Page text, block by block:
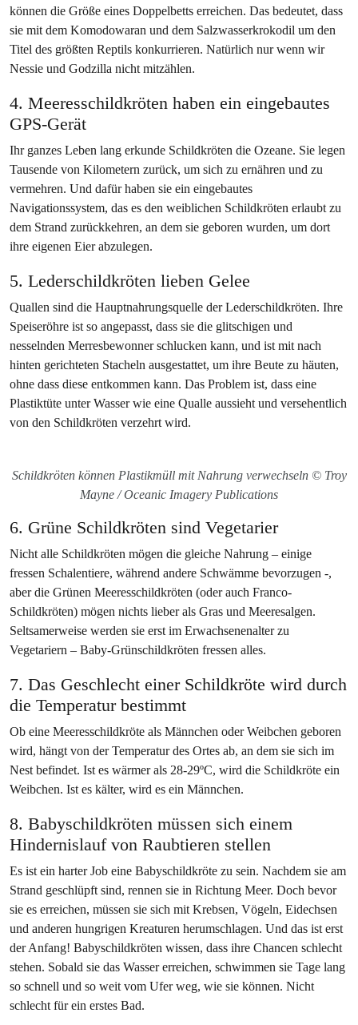
können die Größe eines Doppelbetts erreichen. Das bedeutet, dass
sie mit dem Komodowaran und dem Salzwasserkrokodil um den
Titel des größten Reptils konkurrieren. Natürlich nur wenn wir
Nessie und Godzilla nicht mitzählen.
4. Meeresschildkröten haben ein eingebautes
GPS-Gerät
Ihr ganzes Leben lang erkunde Schildkröten die Ozeane. Sie legen
Tausende von Kilometern zurück, um sich zu ernähren und zu
vermehren. Und dafür haben sie ein eingebautes
Navigationssystem, das es den weiblichen Schildkröten erlaubt zu
dem Strand zurückkehren, an dem sie geboren wurden, um dort
ihre eigenen Eier abzulegen.
5. Lederschildkröten lieben Gelee
Quallen sind die Hauptnahrungsquelle der Lederschildkröten. Ihre
Speiseröhre ist so angepasst, dass sie die glitschigen und
nesselnden Merresbewonner schlucken kann, und ist mit nach
hinten gerichteten Stacheln ausgestattet, um ihre Beute zu häuten,
ohne dass diese entkommen kann. Das Problem ist, dass eine
Plastiktüte unter Wasser wie eine Qualle aussieht und versehentlich
von den Schildkröten verzehrt wird.
Schildkröten können Plastikmüll mit Nahrung verwechseln © Troy
Mayne / Oceanic Imagery Publications
6. Grüne Schildkröten sind Vegetarier
Nicht alle Schildkröten mögen die gleiche Nahrung – einige
fressen Schalentiere, während andere Schwämme bevorzugen -,
aber die Grünen Meeresschildkröten (oder auch Franco-
Schildkröten) mögen nichts lieber als Gras und Meeresalgen.
Seltsamerweise werden sie erst im Erwachsenenalter zu
Vegetariern – Baby-Grünschildkröten fressen alles.
7. Das Geschlecht einer Schildkröte wird durch
die Temperatur bestimmt
Ob eine Meeresschildkröte als Männchen oder Weibchen geboren
wird, hängt von der Temperatur des Ortes ab, an dem sie sich im
Nest befindet. Ist es wärmer als 28-29ºC, wird die Schildkröte ein
Weibchen. Ist es kälter, wird es ein Männchen.
8. Babyschildkröten müssen sich einem
Hindernislauf von Raubtieren stellen
Es ist ein harter Job eine Babyschildkröte zu sein. Nachdem sie am
Strand geschlüpft sind, rennen sie in Richtung Meer. Doch bevor
sie es erreichen, müssen sie sich mit Krebsen, Vögeln, Eidechsen
und anderen hungrigen Kreaturen herumschlagen. Und das ist erst
der Anfang! Babyschildkröten wissen, dass ihre Chancen schlecht
stehen. Sobald sie das Wasser erreichen, schwimmen sie Tage lang
so schnell und so weit vom Ufer weg, wie sie können. Nicht
schlecht für ein erstes Bad.